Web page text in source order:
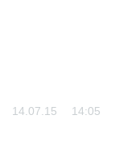
14.07.15 14:05